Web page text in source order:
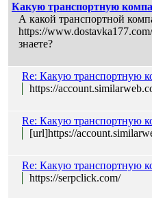
Какую транспортную
А какой транспортной
https://
знаете?
Re: Какую транспортную
https://
Re: Какую транспортную
[url]https://
Re: Какую транспортную
https://serpclick.com/